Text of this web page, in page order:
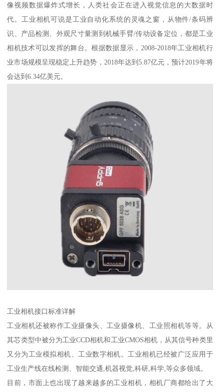
像视频数据爆炸式增长，人类社会正在进入视觉信息的大数据时
代。工业相机可说是工业自动化系统的灵魂之窗，从物件/条码辨
识、产品检测、外观尺寸量测到机械手臂/传动设备定位，都是工业
相机技术可以发挥的舞台。根据数据显示，2008-2018年工业相机行
业市场规模呈现稳定上升趋势，2018年达到5.87亿元，预计2019年将
会达到6.34亿美元。
工业相机接口标准详解
工业相机还被称作工业摄像头、工业摄像机、工业照相机等等。从
其芯类型中被分为工业CCD相机和工业CMOS相机，从其信号种类里
又分为工业模拟相机、工业数字相机。工业相机已经被广泛应用于
工业生产线在线检测、智能交通,机器视觉,科研,科学,等众多领域。
目前，市面上也出现了越来越多的工业相机，相机厂商都给出了大